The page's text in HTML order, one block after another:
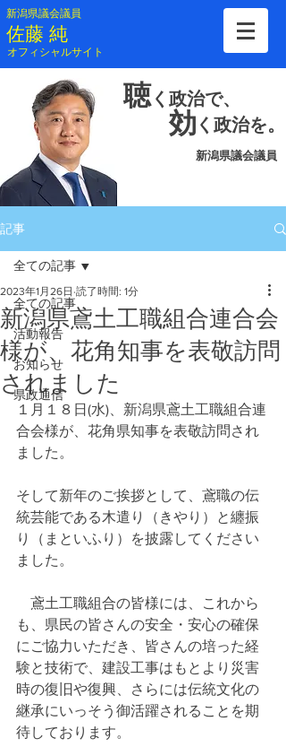
新潟県議会議員
​佐藤 純
​オフィシャルサイト
聴 く 政治で、
効 く 政治を。
新潟県議会議員
記事
全ての記事
活動報告
お知らせ
県政通信
全ての記事
新潟県鳶土工職組合連合会
様が、花角知事を表敬訪問
されました
2023年1月26日 読了時間: 1分
１月１８日(水)、新潟県鳶土工職組合連
合会様が、花角県知事を表敬訪問され
ました。
そして新年のご挨拶として、鳶職の伝
統芸能である木遣り（きやり）と纏振
り（まといふり）を披露してください
ました。
鳶土工職組合の皆様には、これから
も、県民の皆さんの安全・安心の確保
にご協力いただき、皆さんの培った経
験と技術で、建設工事はもとより災害
時の復旧や復興、さらには伝統文化の
継承にいっそう御活躍されることを期
待しております。